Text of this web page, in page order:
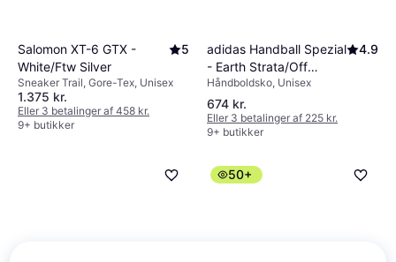
Salomon XT-6 GTX -
White/Ftw Silver
5
Sneaker Trail, Gore-Tex, Unisex
1.375 kr.
Eller 3 betalinger af 458 kr.
9+ butikker
adidas Handball Spezial
- Earth Strata/Off
White/Gum
4.9
Håndboldsko, Unisex
674 kr.
Eller 3 betalinger af 225 kr.
9+ butikker
50+